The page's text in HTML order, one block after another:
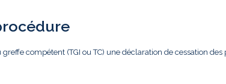
greffe compétent (TGI ou TC) une déclaration de cessation